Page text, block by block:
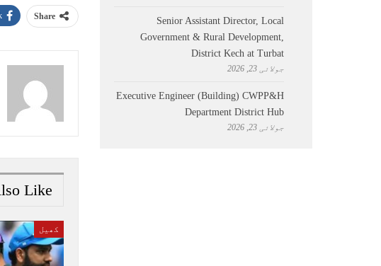
Share
Like
کھیل
Senior Assistant Director, Local
Government & Rural Development,
District Kech at Turbat
جولائی 23, 2026
Executive Engineer (Building) CWPP&H
Department District Hub
جولائی 23, 2026